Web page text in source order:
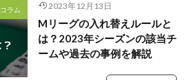
コラム 2023年12月13日
Mリーグの入れ替えルールと
は？2023年シーズンの該当チ
ームや過去の事例を解説